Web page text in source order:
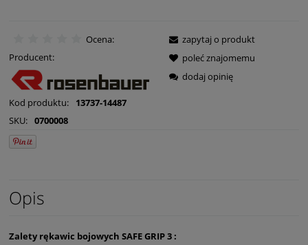
Ocena:
Producent:
Kod produktu:
13737-14487
SKU: 0700008
zapytaj o produkt
poleć znajomemu
dodaj opinię
Opis
Zalety rękawic bojowych SAFE GRIP 3 :